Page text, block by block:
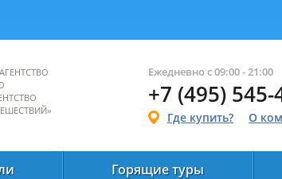
Ежедневно с 09:00 - 21:00
+7 (495) 545-
Где купить? О
Горящие туры